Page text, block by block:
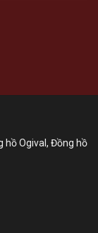
hồ Ogival, Đồng hồ